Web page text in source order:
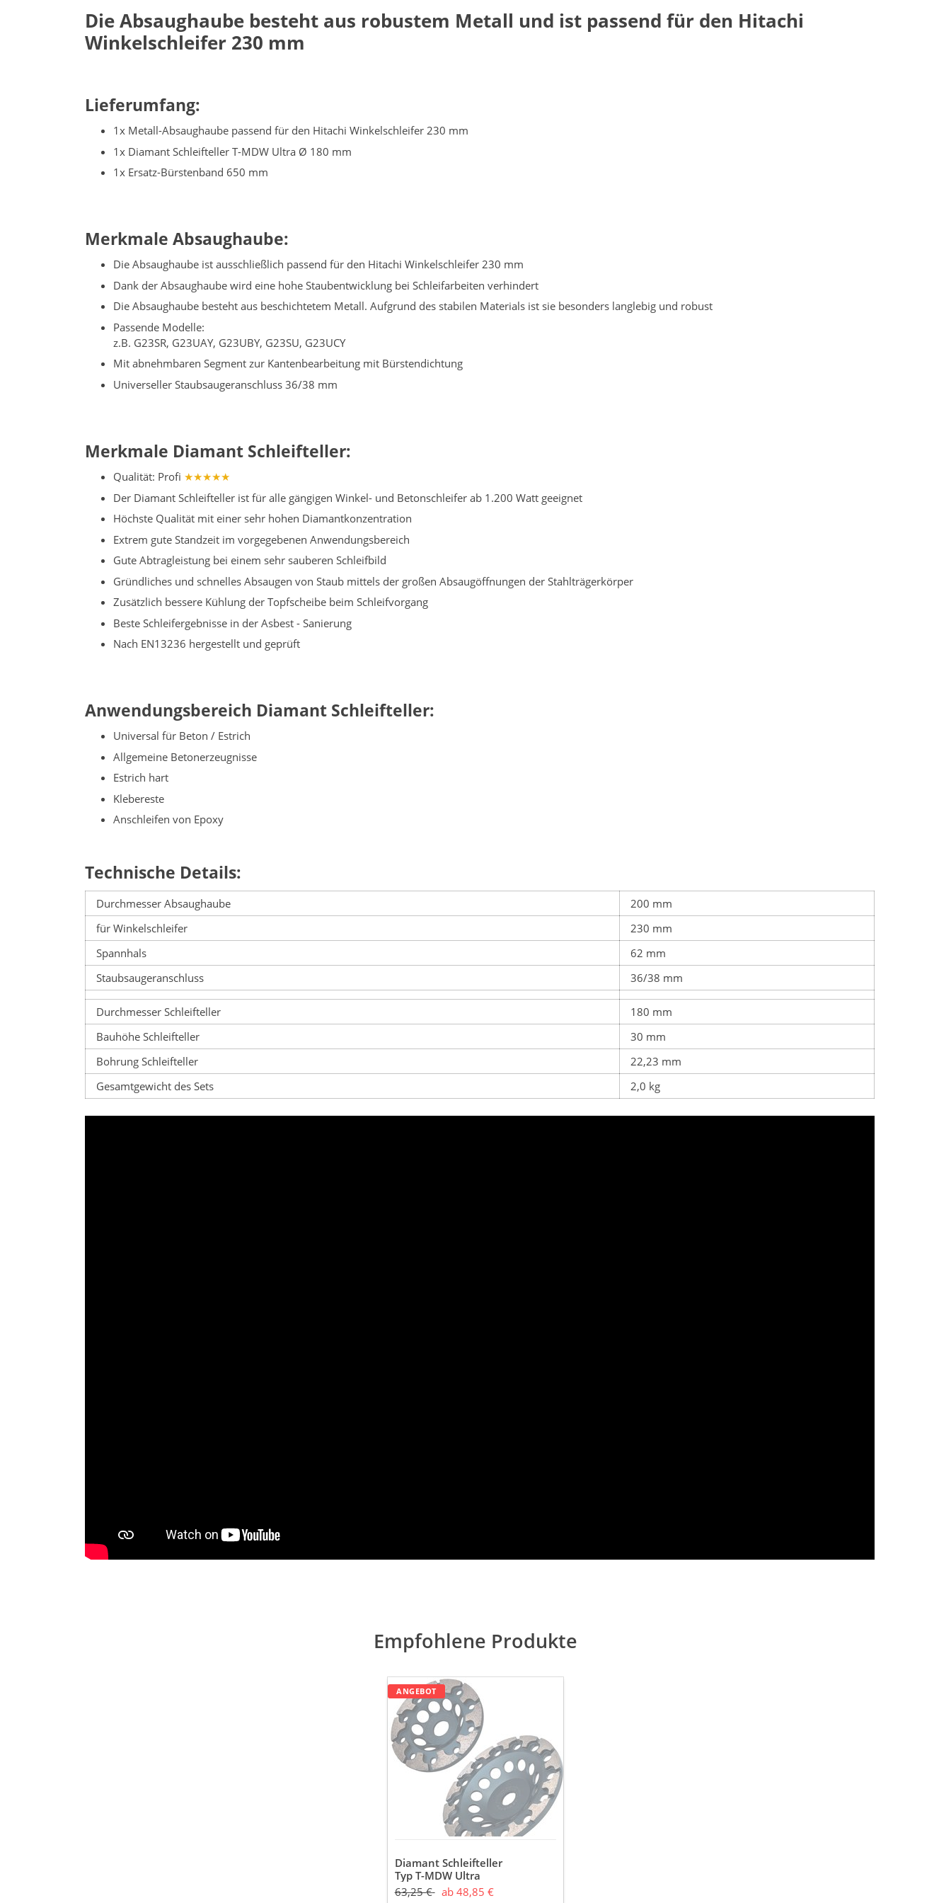
Die Absaughaube besteht aus robustem Metall und ist passend für den Hitachi
Winkelschleifer 230 mm
Lieferumfang:
1x Metall-Absaughaube passend für den Hitachi Winkelschleifer 230 mm
1x Diamant Schleifteller T-MDW Ultra Ø 180 mm
1x Ersatz-Bürstenband 650 mm
Merkmale Absaughaube:
Die Absaughaube ist ausschließlich passend für den Hitachi Winkelschleifer 230 mm
Dank der Absaughaube wird eine hohe Staubentwicklung bei Schleifarbeiten verhindert
Die Absaughaube besteht aus beschichtetem Metall. Aufgrund des stabilen Materials ist sie besonders langlebig und robust
Passende Modelle:
z.B. G23SR, G23UAY, G23UBY, G23SU, G23UCY
Mit abnehmbaren Segment zur Kantenbearbeitung mit Bürstendichtung
Universeller Staubsaugeranschluss 36/38 mm
Merkmale Diamant Schleifteller:
Qualität: Profi ★★★★★
Der Diamant Schleifteller ist für alle gängigen Winkel- und Betonschleifer ab 1.200 Watt geeignet
Höchste Qualität mit einer sehr hohen Diamantkonzentration
Extrem gute Standzeit im vorgegebenen Anwendungsbereich
Gute Abtragleistung bei einem sehr sauberen Schleifbild
Gründliches und schnelles Absaugen von Staub mittels der großen Absaugöffnungen der Stahlträgerkörper
Zusätzlich bessere Kühlung der Topfscheibe beim Schleifvorgang
Beste Schleifergebnisse in der Asbest - Sanierung
Nach EN13236 hergestellt und geprüft
Anwendungsbereich Diamant Schleifteller:
Universal für Beton / Estrich
Allgemeine Betonerzeugnisse
Estrich hart
Klebereste
Anschleifen von Epoxy
Technische Details:
Durchmesser Absaughaube
200 mm
für Winkelschleifer
230 mm
Spannhals
62 mm
Staubsaugeranschluss
36/38 mm
Durchmesser Schleifteller
180 mm
Bauhöhe Schleifteller
30 mm
Bohrung Schleifteller
22,23 mm
Gesamtgewicht des Sets
2,0 kg
Empfohlene Produkte
Diamant
Schleifteller
Typ
T-
MDW
Ultra
Universelle
ANGEBOT
Diamant Schleifteller
Typ T-MDW Ultra
Ø 125 / 180 mm
63,25 € ab 48,85 €